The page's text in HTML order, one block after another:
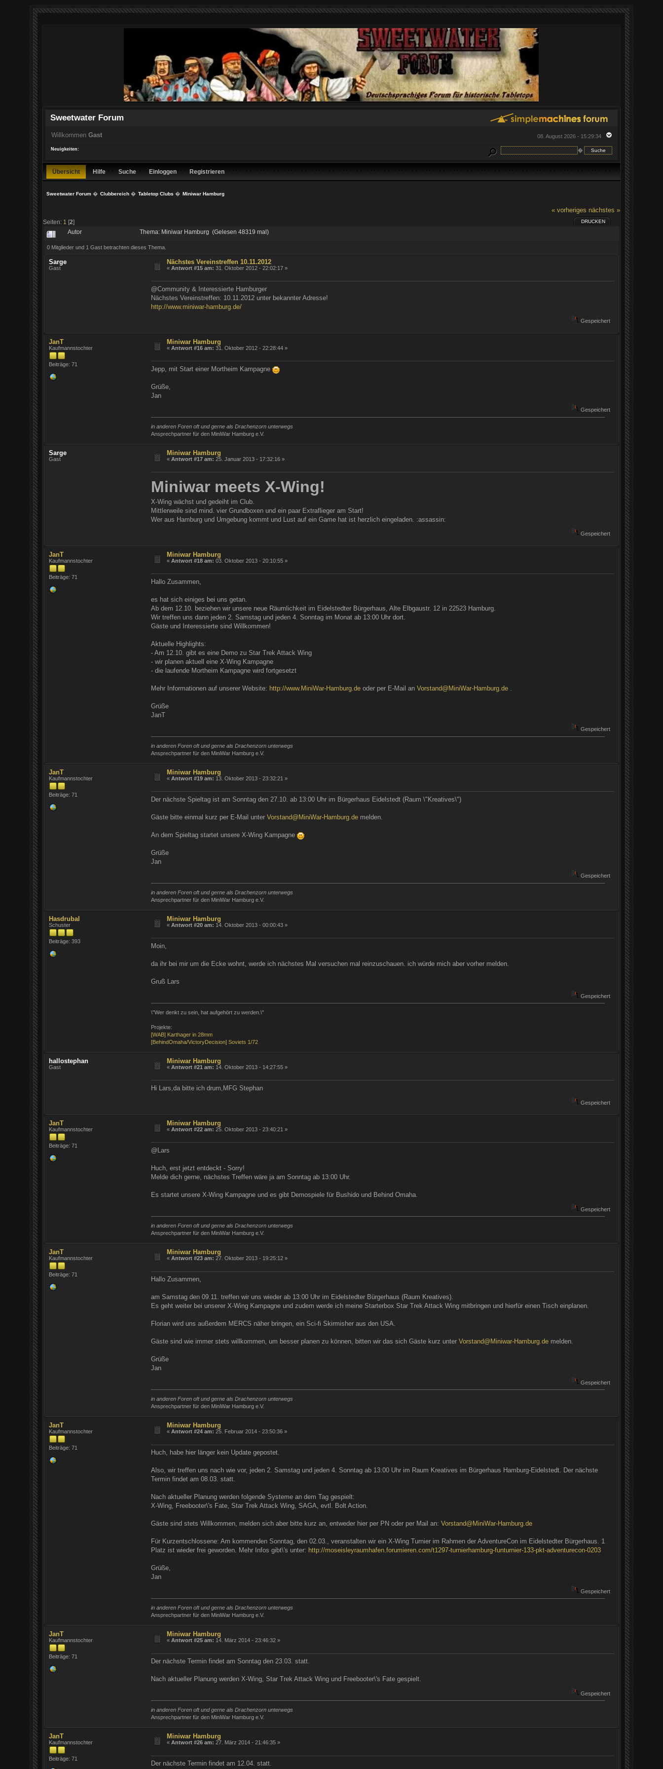
Sweetwater Forum
08. August 2026 - 15:29:34
Willkommen Gast
�
Neuigkeiten:
Übersicht Hilfe Suche Einloggen Registrieren
Sweetwater Forum� Clubbereich� Tabletop Clubs � Miniwar Hamburg
« vorheriges nächstes »
Seiten: 1 [2] DRUCKEN
Autor Thema: Miniwar Hamburg (Gelesen 48319 mal)
0 Mitglieder und 1 Gast betrachten dieses Thema.
Sarge
Gast
Nächstes Vereinstreffen 10.11.2012
«Antwort #15 am: 31. Oktober 2012 - 22:02:17 »
@Community & Interessierte Hamburger
Nächstes Vereinstreffen: 10.11.2012 unter bekannter Adresse!
http://www.miniwar-hamburg.de/
Gespeichert
JanT
Kaufmannstochter
Beiträge: 71
Miniwar Hamburg
«Antwort #16 am: 31. Oktober 2012 - 22:28:44 »
Jepp, mit Start einer Mortheim Kampagne
Grüße,
Jan
Gespeichert
in anderen Foren oft und gerne als Drachenzorn unterwegs
Ansprechpartner für den MiniWar Hamburg e.V.
Sarge
Gast
Miniwar Hamburg
«Antwort #17 am: 25. Januar 2013 - 17:32:16 »
Miniwar meets X-Wing!
X-Wing wächst und gedeiht im Club.
Mittlerweile sind mind. vier Grundboxen und ein paar Extraflieger am Start!
Wer aus Hamburg und Umgebung kommt und Lust auf ein Game hat ist herzlich eingeladen. :assassin:
Gespeichert
JanT
Kaufmannstochter
Beiträge: 71
Miniwar Hamburg
«Antwort #18 am: 03. Oktober 2013 - 20:10:55 »
Hallo Zusammen,
es hat sich einiges bei uns getan.
Ab dem 12.10. beziehen wir unsere neue Räumlichkeit im Eidelstedter Bürgerhaus, Alte Elbgaustr. 12 in 22523 Hamburg.
Wir treffen uns dann jeden 2. Samstag und jeden 4. Sonntag im Monat ab 13:00 Uhr dort.
Gäste und Interessierte sind Willkommen!
Aktuelle Highlights:
- Am 12.10. gibt es eine Demo zu Star Trek Attack Wing
- wir planen aktuell eine X-Wing Kampagne
- die laufende Mortheim Kampagne wird fortgesetzt
Mehr Informationen auf unserer Website: http://www.MiniWar-Hamburg.deoder per E-Mail an Vorstand@MiniWar-Hamburg.de.
Grüße
JanT
Gespeichert
in anderen Foren oft und gerne als Drachenzorn unterwegs
Ansprechpartner für den MiniWar Hamburg e.V.
JanT
Kaufmannstochter
Beiträge: 71
Miniwar Hamburg
«Antwort #19 am: 13. Oktober 2013 - 23:32:21 »
Der nächste Spieltag ist am Sonntag den 27.10. ab 13:00 Uhr im Bürgerhaus Eidelstedt (Raum \"Kreatives\")
Gäste bitte einmal kurz per E-Mail unter Vorstand@MiniWar-Hamburg.demelden.
An dem Spieltag startet unsere X-Wing Kampagne
Grüße
Jan
Gespeichert
in anderen Foren oft und gerne als Drachenzorn unterwegs
Ansprechpartner für den MiniWar Hamburg e.V.
Hasdrubal
Schuster
Beiträge: 393
Miniwar Hamburg
«Antwort #20 am: 14. Oktober 2013 - 00:00:43 »
Moin,
da ihr bei mir um die Ecke wohnt, werde ich nächstes Mal versuchen mal reinzuschauen. ich würde mich aber vorher melden.
Gruß Lars
Gespeichert
\"Wer denkt zu sein, hat aufgehört zu werden.\"
Projekte:
[WAB] Karthager in 28mm
[BehindOmaha/VictoryDecision] Soviets 1/72
hallostephan
Gast
Miniwar Hamburg
«Antwort #21 am: 14. Oktober 2013 - 14:27:55 »
Hi Lars,da bitte ich drum,MFG Stephan
Gespeichert
JanT
Kaufmannstochter
Beiträge: 71
Miniwar Hamburg
«Antwort #22 am: 25. Oktober 2013 - 23:40:21 »
@Lars
Huch, erst jetzt entdeckt - Sorry!
Melde dich gerne, nächstes Treffen wäre ja am Sonntag ab 13:00 Uhr.
Es startet unsere X-Wing Kampagne und es gibt Demospiele für Bushido und Behind Omaha.
Gespeichert
in anderen Foren oft und gerne als Drachenzorn unterwegs
Ansprechpartner für den MiniWar Hamburg e.V.
JanT
Kaufmannstochter
Beiträge: 71
Miniwar Hamburg
«Antwort #23 am: 27. Oktober 2013 - 19:25:12 »
Hallo Zusammen,
am Samstag den 09.11. treffen wir uns wieder ab 13:00 Uhr im Eidelstedter Bürgerhaus (Raum Kreatives).
Es geht weiter bei unserer X-Wing Kampagne und zudem werde ich meine Starterbox Star Trek Attack Wing mitbringen und hierfür einen Tisch einplanen.
Florian wird uns außerdem MERCS näher bringen, ein Sci-fi Skirmisher aus den USA.
Gäste sind wie immer stets willkommen, um besser planen zu können, bitten wir das sich Gäste kurz unter Vorstand@Miniwar-Hamburg.demelden.
Grüße
Jan
Gespeichert
in anderen Foren oft und gerne als Drachenzorn unterwegs
Ansprechpartner für den MiniWar Hamburg e.V.
JanT
Kaufmannstochter
Beiträge: 71
Miniwar Hamburg
«Antwort #24 am: 25. Februar 2014 - 23:50:36 »
Huch, habe hier länger kein Update gepostet.
Also, wir treffen uns nach wie vor, jeden 2. Samstag und jeden 4. Sonntag ab 13:00 Uhr im Raum Kreatives im Bürgerhaus Hamburg-Eidelstedt. Der nächste
Termin findet am 08.03. statt.
Nach aktueller Planung werden folgende Systeme an dem Tag gespielt:
X-Wing, Freebooter\'s Fate, Star Trek Attack Wing, SAGA, evtl. Bolt Action.
Gäste sind stets Willkommen, melden sich aber bitte kurz an, entweder hier per PN oder per Mail an: Vorstand@MiniWar-Hamburg.de
Für Kurzentschlossene: Am kommenden Sonntag, den 02.03., veranstalten wir ein X-Wing Turnier im Rahmen der AdventureCon im Eidelstedter Bürgerhaus. 1
Platz ist wieder frei geworden. Mehr Infos gibt\'s unter: http://moseisleyraumhafen.forumieren.com/t1297-turnierhamburg-funturnier-133-pkt-adventurecon-0203
Grüße,
Jan
Gespeichert
in anderen Foren oft und gerne als Drachenzorn unterwegs
Ansprechpartner für den MiniWar Hamburg e.V.
JanT
Kaufmannstochter
Beiträge: 71
Miniwar Hamburg
«Antwort #25 am: 14. März 2014 - 23:46:32 »
Der nächste Termin findet am Sonntag den 23.03. statt.
Nach aktueller Planung werden X-Wing, Star Trek Attack Wing und Freebooter\'s Fate gespielt.
Gespeichert
in anderen Foren oft und gerne als Drachenzorn unterwegs
Ansprechpartner für den MiniWar Hamburg e.V.
JanT
Kaufmannstochter
Beiträge: 71
Miniwar Hamburg
«Antwort #26 am: 27. März 2014 - 21:46:35 »
Der nächste Termin findet am 12.04. statt.